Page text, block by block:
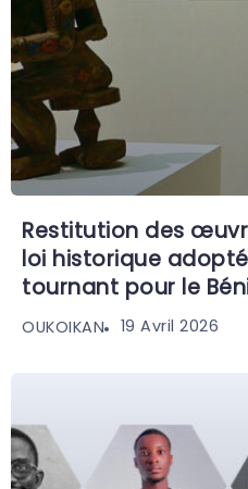
Restitution des
loi historique
tournant pour le
OUKOIKAN 19 Avril 2026